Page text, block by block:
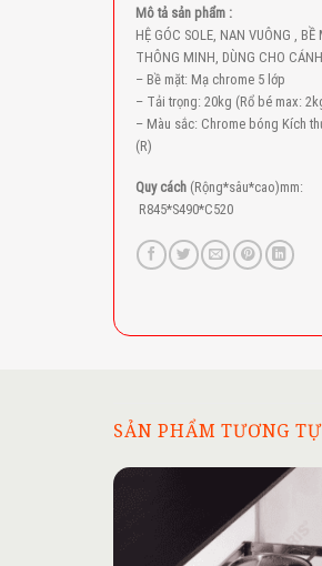
Mô tả sản phẩm :
HỆ GÓC SOLE, NAN VUÔNG ,
THÔNG MINH, DÙNG CHO
– Bề mặt: Mạ chrome 5 lớp
– Tải trọng: 20kg (Rổ bé max:
– Màu sắc: Chrome bóng Kích
(R)
Quy cách (Rộng*sâu*cao)mm:
R845*S490*C520
SẢN PHẨM TƯƠNG TỰ